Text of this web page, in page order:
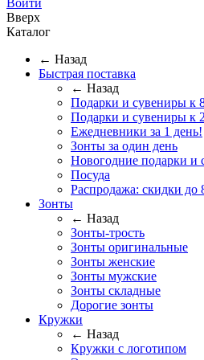
Вверх
Каталог
← Назад
Быстрая поставка
← Назад
Подарки и сувениры к 8
Подарки и сувениры к
Ежедневники за 1 день!
Зонты за один день
Новогодние подарки и
Посуда
Распродажа: скидки до
Зонты
← Назад
Зонты-трость
Зонты оригинальные
Зонты женские
Зонты мужские
Зонты складные
Дорогие зонты
Кружки
← Назад
Кружки с логотипом